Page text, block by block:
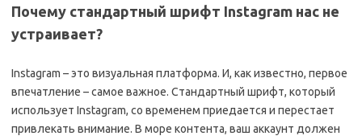
Почему стандартный шрифт Instagram нас не
устраивает?
Instagram – это визуальная платформа. И, как известно, первое
впечатление – самое важное. Стандартный шрифт, который
использует Instagram, со временем приедается и перестает
привлекать внимание. В море контента, ваш аккаунт должен